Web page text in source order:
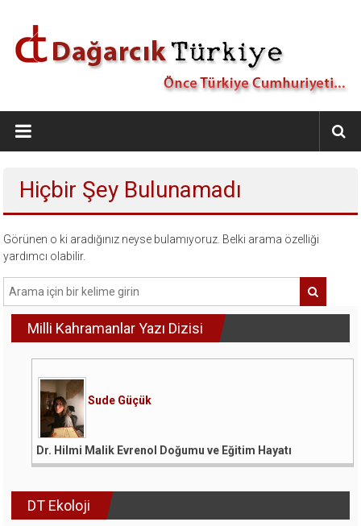
Dağarcık
Türkiye
Türkiye
Cumhuriyeti…
Hiçbir Şey Bulunamadı
Görünen o ki aradığınız neyse bulamıyoruz. Belki arama özelliği
yardımcı olabilir.
Milli Kahramanlar Yazı Dizisi
Sude Güçük
Dr. Hilmi Malik Evrenol Doğumu ve Eğitim Hayatı
DT Ekoloji